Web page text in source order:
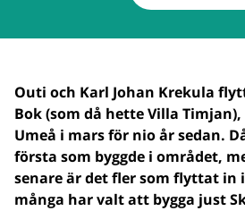
Outi och Karl Johan Krekula
Bok (som då hette Villa
Umeå i mars för nio år sedan.
första som byggde i området,
senare är det fler som flyttat in
många har valt att bygga just